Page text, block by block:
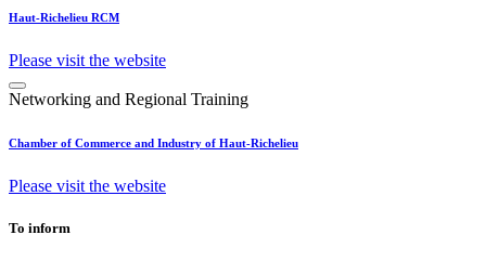
Haut-Richelieu RCM
Please visit the website
Networking and Regional Training
Chamber of Commerce and Industry of Haut-Richelieu
Please visit the website
To inform